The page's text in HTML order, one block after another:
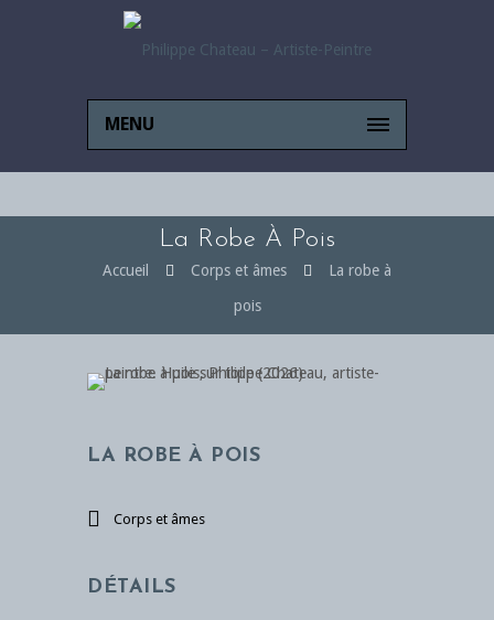
MENU
La Robe À Pois
Accueil Corps et âmes
La robe à
pois
LA ROBE À POIS
Corps et âmes
DÉTAILS